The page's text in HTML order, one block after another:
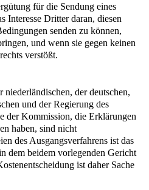
für die Sendung eines
Interesse Dritter daran, diesen
senden zu können,
und wenn sie gegen keinen
verstößt.
niederländischen, der deutschen,
und der Regierung des
der Kommission, die Erklärungen
haben, sind nicht
des Ausgangsverfahrens ist das
dem beidem vorlegenden Gericht
ist daher Sache